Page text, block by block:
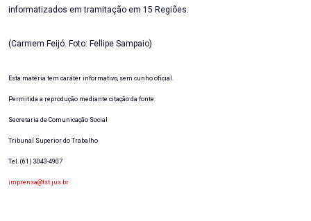
informatizados em tramitação em 15 Regiões.
(Carmem Feijó. Foto: Fellipe Sampaio)
Esta matéria tem caráter informativo, sem cunho oficial.
Permitida a reprodução mediante citação da fonte.
Secretaria de Comunicação Social
Tribunal Superior do Trabalho
Tel. (61) 3043-4907
imprensa@tst.jus.br